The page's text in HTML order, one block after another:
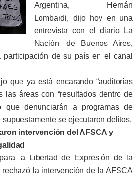
Argentina, Hernán
Lombardi, dijo hoy en una
entrevista con el diario La
Nación, de Buenos Aires,
de su país en el canal
que ya está encarando “auditorías
las áreas con “resultados dentro de
que denunciarán a programas de
se ejecutaron delitos.
intervención del AFSCA y
la Libertad de Expresión de la
la intervención de la AFSCA